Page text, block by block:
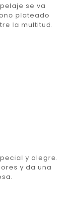
se va
plateado
la multitud.
y alegre.
y da una